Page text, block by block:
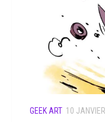
GEEK ART 10